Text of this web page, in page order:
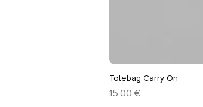
Totebag Carry On
Prix
15,00 €